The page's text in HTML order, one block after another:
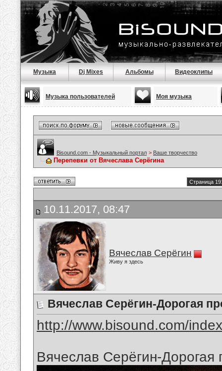
Музыка Dj Mixes Альбомы Видеоклипы
Музыка пользователей Моя музыка
Bisound.com - Музыкальный портал > Ваше творчество
Перепевки от Вячеслава Серёгина
Страница
10.11.2017, 08:47
Вячеслав Серёгин
Живу я здесь
Вячеслав Серёгин-Дорогая
http://www.bisound.com/
Вячеслав Серёгин-Дорогая